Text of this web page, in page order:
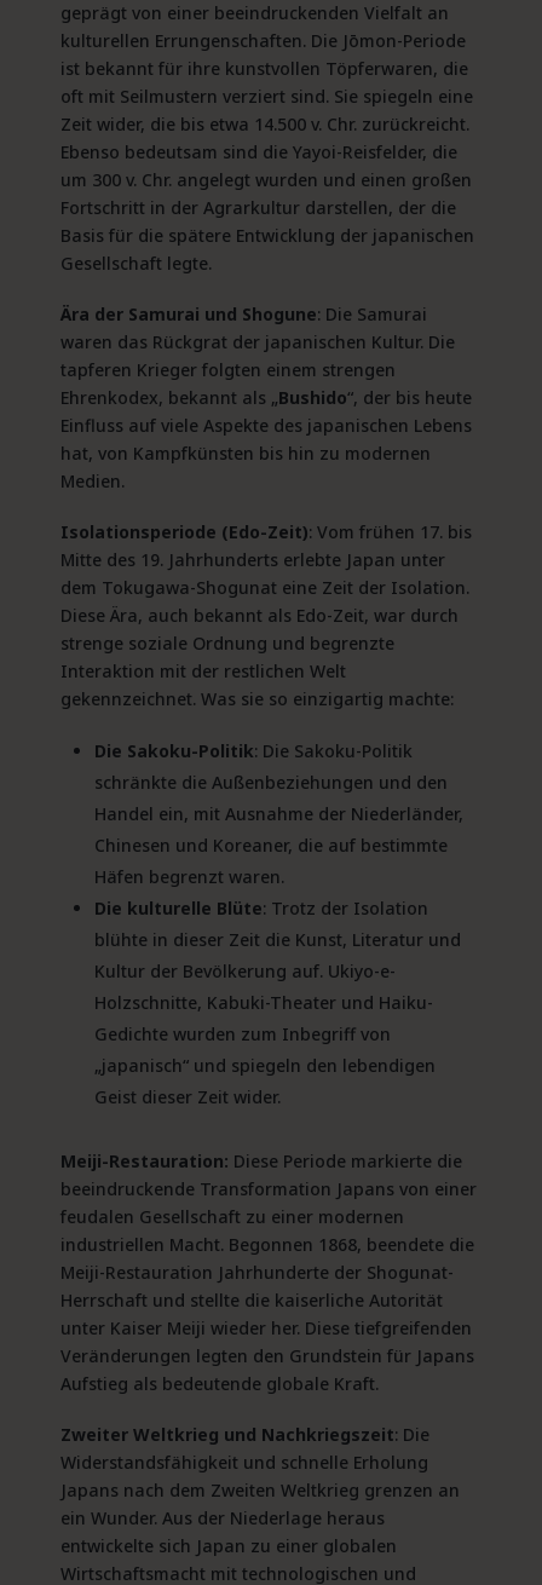
geprägt von einer beeindruckenden Vielfalt an
kulturellen Errungenschaften. Die Jōmon-Periode
ist bekannt für ihre kunstvollen Töpferwaren, die
oft mit Seilmustern verziert sind. Sie spiegeln eine
Zeit wider, die bis etwa 14.500 v. Chr. zurückreicht.
Ebenso bedeutsam sind die Yayoi-Reisfelder, die
um 300 v. Chr. angelegt wurden und einen großen
Fortschritt in der Agrarkultur darstellen, der die
Basis für die spätere Entwicklung der japanischen
Gesellschaft legte​.
Ära der Samurai und Shogune: Die Samurai
waren das Rückgrat der japanischen Kultur. Die
tapferen Krieger folgten einem strengen
Ehrenkodex, bekannt als „Bushido“, der bis heute
Einfluss auf viele Aspekte des japanischen Lebens
hat, von Kampfkünsten bis hin zu modernen
Medien.
Isolationsperiode (Edo-Zeit): Vom frühen 17. bis
Mitte des 19. Jahrhunderts erlebte Japan unter
dem Tokugawa-Shogunat eine Zeit der Isolation.
Diese Ära, auch bekannt als Edo-Zeit, war durch
strenge soziale Ordnung und begrenzte
Interaktion mit der restlichen Welt
gekennzeichnet. Was sie so einzigartig machte:
Die Sakoku-Politik: Die Sakoku-Politik
schränkte die Außenbeziehungen und den
Handel ein, mit Ausnahme der Niederländer,
Chinesen und Koreaner, die auf bestimmte
Häfen begrenzt waren.
Die kulturelle Blüte: Trotz der Isolation
blühte in dieser Zeit die Kunst, Literatur und
Kultur der Bevölkerung auf. Ukiyo-e-
Holzschnitte, Kabuki-Theater und Haiku-
Gedichte wurden zum Inbegriff von
„japanisch“ und spiegeln den lebendigen
Geist dieser Zeit wider.
Meiji-Restauration: Diese Periode markierte die
beeindruckende Transformation Japans von einer
feudalen Gesellschaft zu einer modernen
industriellen Macht. Begonnen 1868, beendete die
Meiji-Restauration Jahrhunderte der Shogunat-
Herrschaft und stellte die kaiserliche Autorität
unter Kaiser Meiji wieder her. Diese tiefgreifenden
Veränderungen legten den Grundstein für Japans
Aufstieg als bedeutende globale Kraft.
Zweiter Weltkrieg und Nachkriegszeit: Die
Widerstandsfähigkeit und schnelle Erholung
Japans nach dem Zweiten Weltkrieg grenzen an
ein Wunder. Aus der Niederlage heraus
entwickelte sich Japan zu einer globalen
Wirtschaftsmacht mit technologischen und